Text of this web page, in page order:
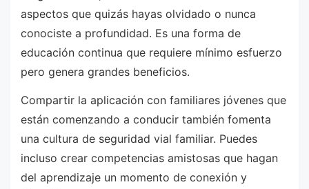
aspectos que quizás hayas olvidado o nunca
conociste a profundidad. Es una forma de
educación continua que requiere mínimo esfuerzo
pero genera grandes beneficios.
Compartir la aplicación con familiares jóvenes que
están comenzando a conducir también fomenta
una cultura de seguridad vial familiar. Puedes
incluso crear competencias amistosas que hagan
del aprendizaje un momento de conexión y